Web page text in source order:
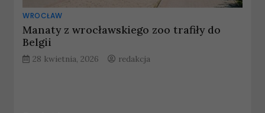
WROCŁAW
Manaty z wrocławskiego zoo trafiły do
Belgii
28 kwietnia, 2026 redakcja